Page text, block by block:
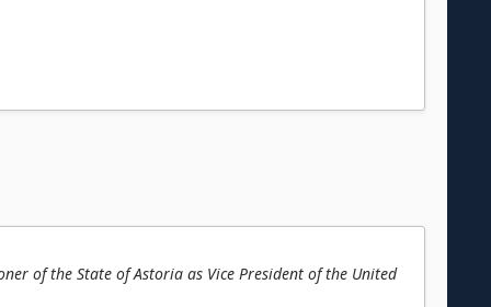
of the State of Astoria as Vice President of the United